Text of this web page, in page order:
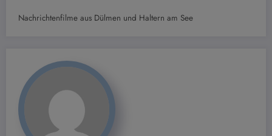
Nachrichtenfilme aus Dülmen und Haltern am See